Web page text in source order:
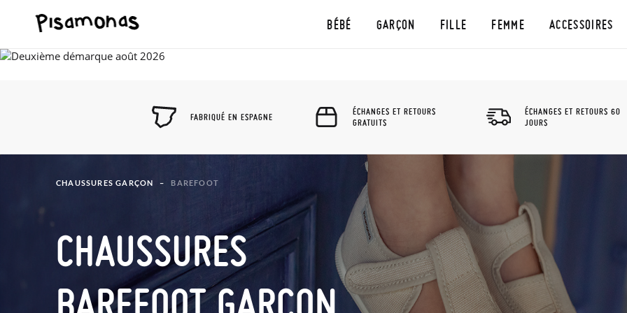
BÉBÉ GARÇON FILLE FEMME ACCESSOIRES
FABRIQUÉ EN ESPAGNE
ÉCHANGES ET RETOURS
GRATUITS
ÉCHANGES ET RETOURS 60
JOURS
CHAUSSURES GARÇON BAREFOOT
CHAUSSURES